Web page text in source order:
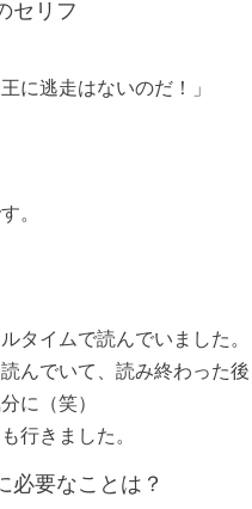
セリフ
に逃走はないのだ！」
。
タイムで読んでいました。
んでいて、読み終わった後
に（笑）
行きました。
必要なことは？